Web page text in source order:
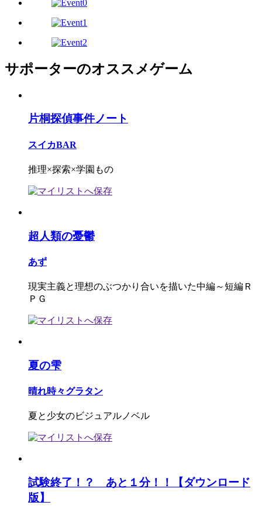
サポーターのオススメゲーム
片桐探偵事件ノート
スイカBAR
推理×探索×学園もの
超人類の憂鬱
あず
現実主義と理想のぶつかり合いを描いた中編～短編Ｒ
ＰＧ
夏の雫
晴れ時々グラタン
夏と少女のビジュアルノベル
試験終了！？ あと１分！！【ダウンロード
版】